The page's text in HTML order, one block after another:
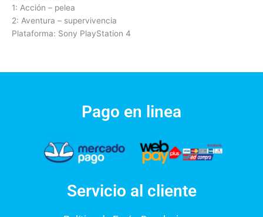
1: Acción – pelea
2: Aventura – supervivencia
Plataforma: Sony PlayStation 4
Pago en linea
Servicio al cliente